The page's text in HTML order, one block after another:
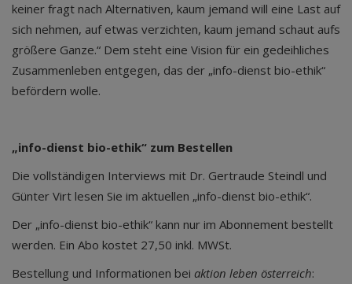
keiner fragt nach Alternativen, kaum jemand will eine Last auf
sich nehmen, auf etwas verzichten, kaum jemand schaut aufs
größere Ganze.“ Dem steht eine Vision für ein gedeihliches
Zusammenleben entgegen, das der „info-dienst bio-ethik“
befördern wolle.
„info-dienst bio-ethik“ zum Bestellen
Die vollständigen Interviews mit Dr. Gertraude Steindl und
Günter Virt lesen Sie im aktuellen „info-dienst bio-ethik“.
Der „info-dienst bio-ethik“ kann nur im Abonnement bestellt
werden. Ein Abo kostet 27,50 inkl. MWSt.
Bestellung und Informationen bei aktion leben österreich: